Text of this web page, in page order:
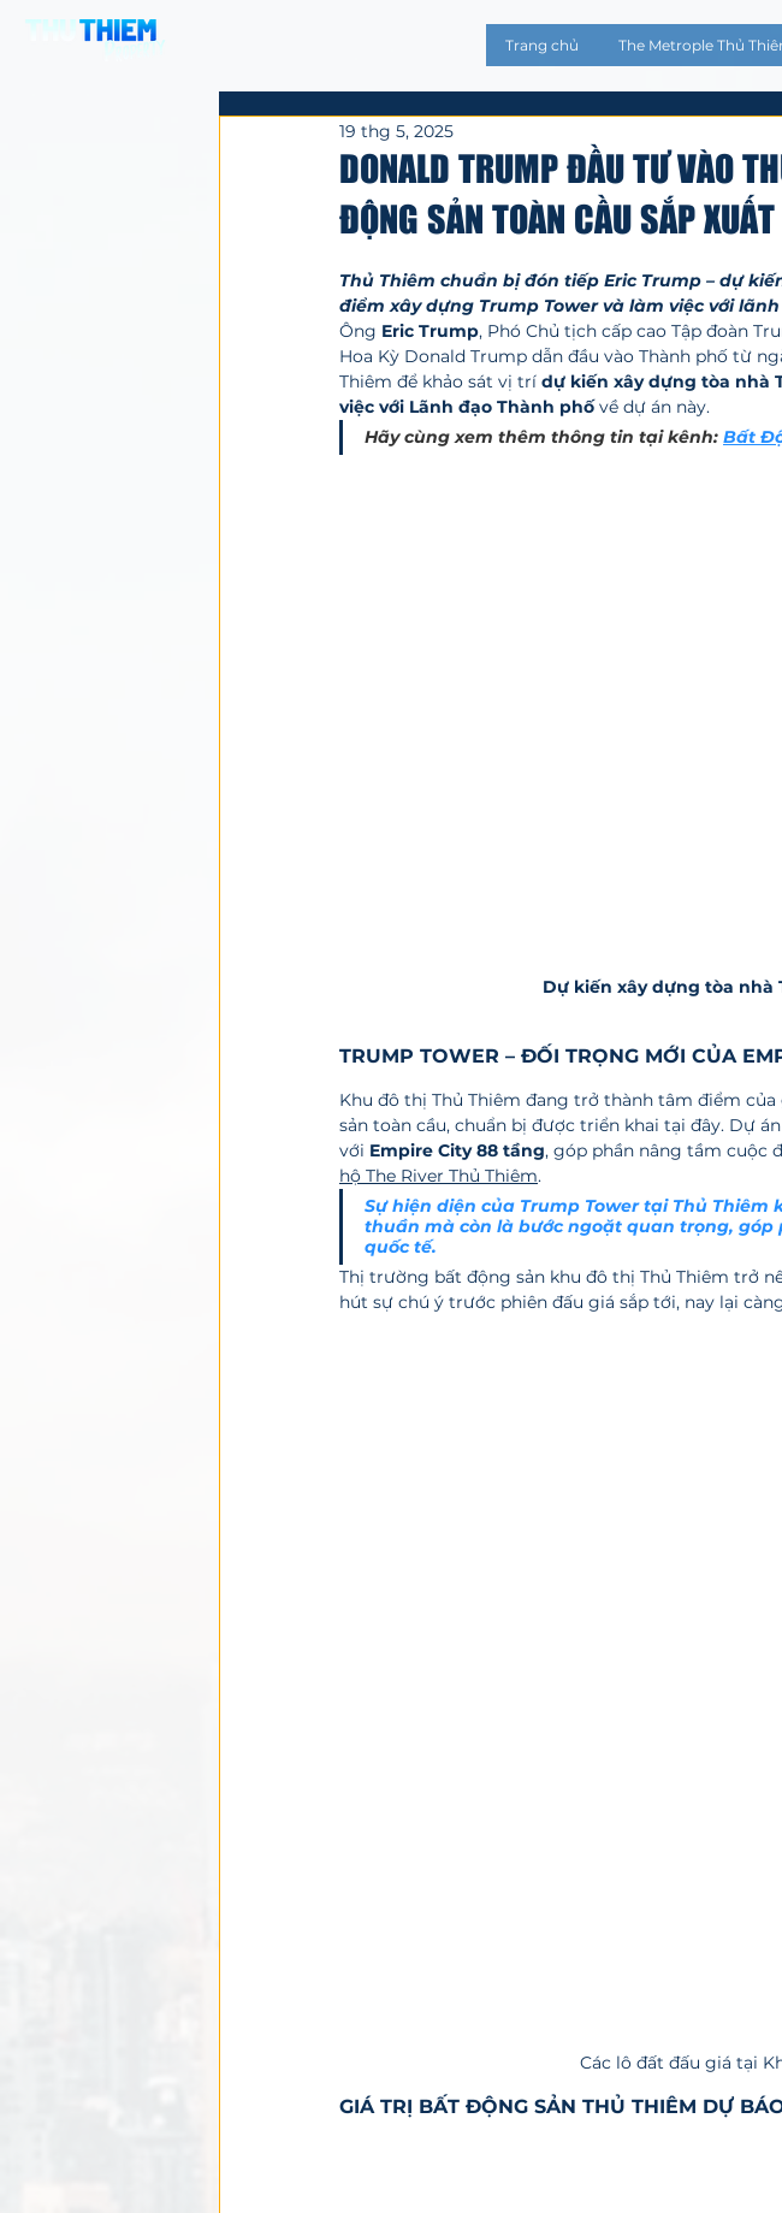
Trang chủ The Metrople Thủ
DONALD TRUMP ĐẦU TƯ VÀO
ĐỘNG SẢN TOÀN CẦU SẮP
19 thg 5, 2025
Thủ Thiêm chuẩn bị đón tiếp Eric Trump – dự
điểm xây dựng Trump Tower và làm việc với lãnh
Ông Eric Trump, Phó Chủ tịch cấp cao Tập đoàn
Hoa Kỳ Donald Trump dẫn đầu vào Thành phố từ
Thiêm để khảo sát vị trí dự kiến xây dựng tòa nhà
việc với Lãnh đạo Thành phố về dự án này.
Hãy cùng xem thêm thông tin tại kênh: Bất
Dự kiến xây dựng tòa nhà
TRUMP TOWER – ĐỐI TRỌNG MỚI CỦA
Khu đô thị Thủ Thiêm đang trở thành tâm điểm
sản toàn cầu, chuẩn bị được triển khai tại đây. Dự
với Empire City 88 tầng, góp phần nâng tầm cuộc
hộ The River Thủ Thiêm.
Sự hiện diện của Trump Tower tại Thủ
thuần mà còn là bước ngoặt quan trọng,
quốc tế.
Thị trường bất động sản khu đô thị Thủ Thiêm trở
hút sự chú ý trước phiên đấu giá sắp tới, nay lại
Các lô đất đấu giá tại
GIÁ TRỊ BẤT ĐỘNG SẢN THỦ THIÊM DỰ